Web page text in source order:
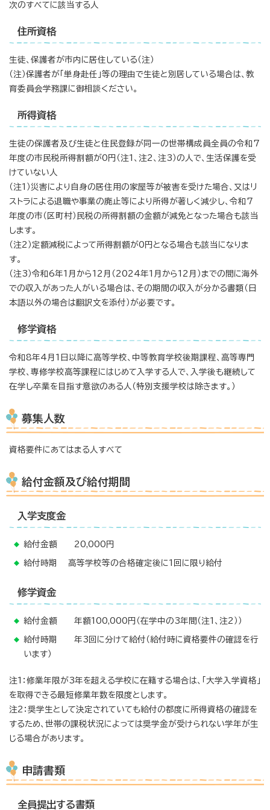
次のすべてに該当する人
住所資格
生徒、保護者が市内に居住している（注）
（注）保護者が「単身赴任」等の理由で生徒と別居している場合は、教
育委員会学務課に御相談ください。
所得資格
生徒の保護者及び生徒と住民登録が同一の世帯構成員全員の令和7
年度の市民税所得割額が0円（注1、注2、注3）の人で、生活保護を受
けていない人
（注1）災害により自身の居住用の家屋等が被害を受けた場合、又はリ
ストラによる退職や事業の廃止等により所得が著しく減少し、令和7
年度の市（区町村）民税の所得割額の金額が減免となった場合も該当
します。
（注2）定額減税によって所得割額が0円となる場合も該当になりま
す。
（注3）令和6年1月から12月（2024年1月から12月）までの間に海外
での収入があった人がいる場合は、その期間の収入が分かる書類（日
本語以外の場合は翻訳文を添付）が必要です。
修学資格
令和8年4月1日以降に高等学校、中等教育学校後期課程、高等専門
学校、専修学校高等課程にはじめて入学する人で、入学後も継続して
在学し卒業を目指す意欲のある人（特別支援学校は除きます。）
募集人数
資格要件にあてはまる人すべて
給付金額及び給付期間
入学支度金
給付金額 20,000円
給付時期 高等学校等の合格確定後に1回に限り給付
修学資金
給付金額 年額100,000円（在学中の3年間（注1、注2））
給付時期 年3回に分けて給付（給付時に資格要件の確認を行
います）
注1：修業年限が3年を超える学校に在籍する場合は、「大学入学資格」
を取得できる最短修業年数を限度とします。
注2：奨学生として決定されていても給付の都度に所得資格の確認を
するため、世帯の課税状況によっては奨学金が受けられない学年が生
じる場合があります。
申請書類
全員提出する書類